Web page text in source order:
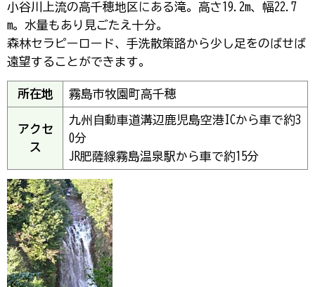
小谷川上流の高千穂地区にある滝。高さ19.2m、幅22.7
m。水量もあり見ごたえ十分。
森林セラピーロード、手洗散策路から少し足をのばせば
遠望することができます。
所在地 霧島市牧園町高千穂
アクセ
ス
九州自動車道溝辺鹿児島空港ICから車で約3
0分
JR肥薩線霧島温泉駅から車で約15分